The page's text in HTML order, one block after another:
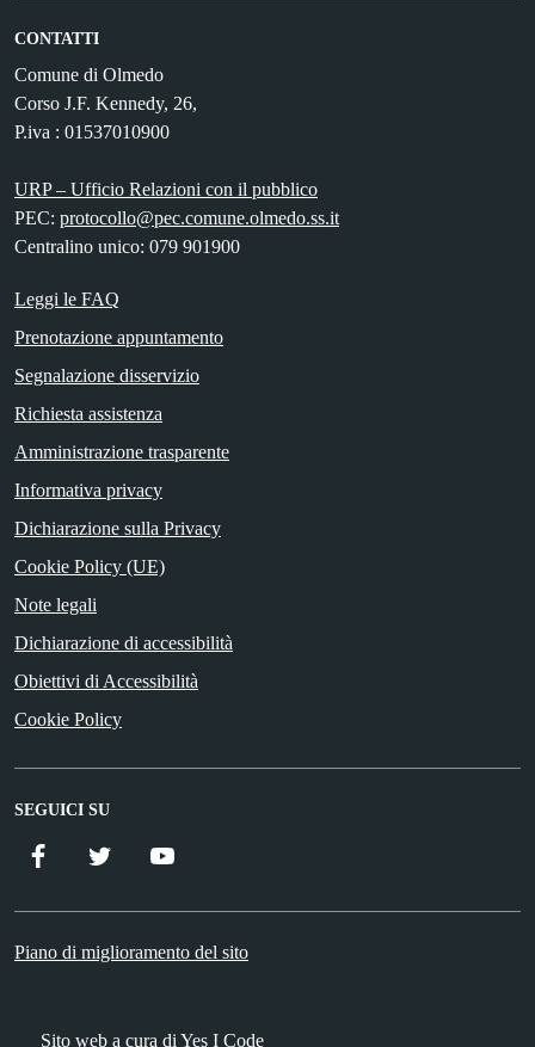
CONTATTI
Comune di Olmedo
Corso J.F. Kennedy, 26,
P.iva : 01537010900
URP – Ufficio Relazioni con il pubblico
PEC: protocollo@pec.comune.olmedo.ss.it
Centralino unico: 079 901900
Leggi le FAQ
Prenotazione appuntamento
Segnalazione disservizio
Richiesta assistenza
Amministrazione trasparente
Informativa privacy
Dichiarazione sulla Privacy
Cookie Policy (UE)
Note legali
Dichiarazione di accessibilità
Obiettivi di Accessibilità
Cookie Policy
SEGUICI SU
Facebook Twitter
Piano di miglioramento del sito
Sito web a cura di Yes I Code